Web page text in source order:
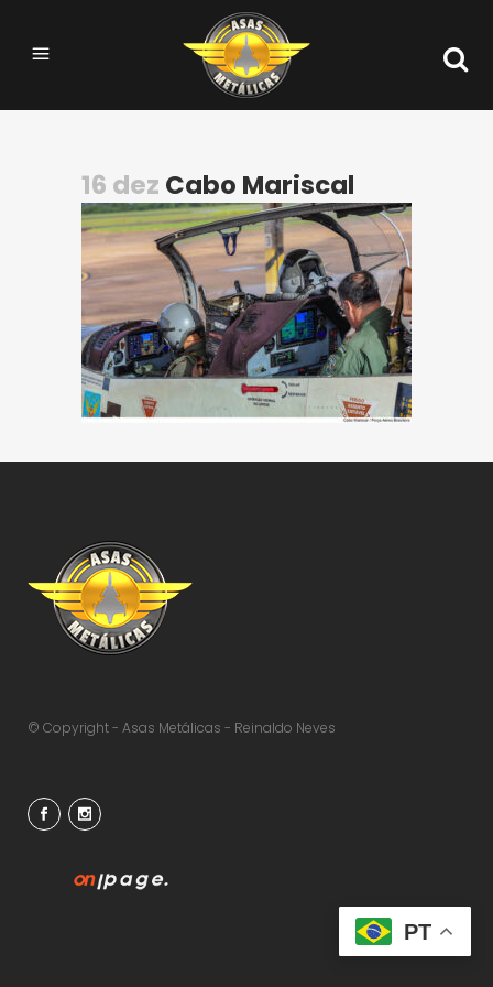
16 dez Cabo Mariscal
© Copyright - Asas Metálicas - Reinaldo Neves
PT